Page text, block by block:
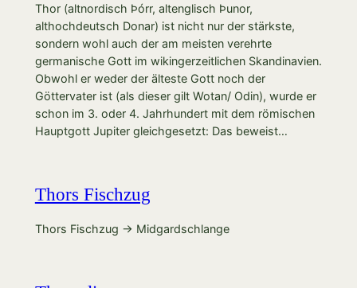
Thor (altnordisch Þórr, altenglisch Þunor,
althochdeutsch Donar) ist nicht nur der stärkste,
sondern wohl auch der am meisten verehrte
germanische Gott im wikingerzeitlichen Skandinavien.
Obwohl er weder der älteste Gott noch der
Göttervater ist (als dieser gilt Wotan/ Odin), wurde er
schon im 3. oder 4. Jahrhundert mit dem römischen
Hauptgott Jupiter gleichgesetzt: Das beweist…
Thors Fischzug
Thors Fischzug → Midgardschlange